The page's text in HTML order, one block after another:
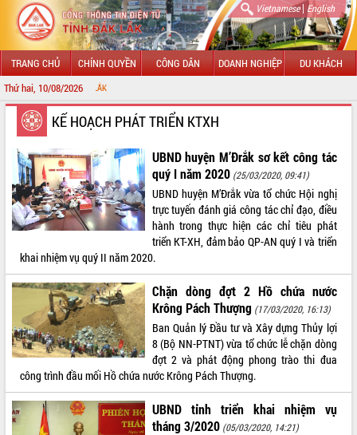
Vietnamese| English
TRANG CHỦ CHÍNH QUYỀN CÔNG DÂN DOANH NGHIỆP DU KHÁCH
Thứ hai, 10/08/2026
GIỚI THIỆU
LÃNH ĐẠO UBND TỈNH
TIN TỨC SỰ KIỆN
SỞ, BAN, NGÀNH
THÔNG TIN CHỈ ĐẠO ĐIỀU HÀNH
HỆ THỐNG VĂN BẢN
VĂN BẢN HĐND TỈNH
ĐIỂM TIN VĂN BẢN
QUY HOẠCH - KẾ HOẠCH
KẾ HOẠCH PHÁT TRIỂN KTXH
UBND huyện M’Đrắk sơ kết công tác
quý I năm 2020 (25/03/2020, 09:41)
UBND huyện M’Đrắk vừa tổ chức Hội nghị
trực tuyến đánh giá công tác chỉ đạo, điều
hành trong thực hiện các chỉ tiêu phát
triển KT-XH, đảm bảo QP-AN quý I và triển
khai nhiệm vụ quý II năm 2020.
Chặn dòng đợt 2 Hồ chứa nước
Krông Pách Thượng (17/03/2020, 16:13)
Ban Quản lý Đầu tư và Xây dựng Thủy lợi
8 (Bộ NN-PTNT) vừa tổ chức lễ chặn dòng
đợt 2 và phát động phong trào thi đua
công trình đầu mối Hồ chứa nước Krông Pách Thượng.
UBND tỉnh triển khai nhiệm vụ
tháng 3/2020 (05/03/2020, 14:21)